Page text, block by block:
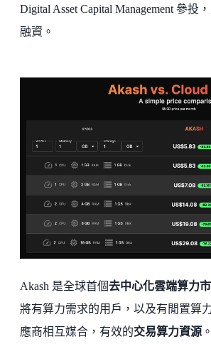
Digital Asset Capital Management 參投
融資。
Akash 是全球首個去中心化雲端算力
將有算力需求的用戶，以及有閒置算
應商相互媒合，有效的交易算力資源